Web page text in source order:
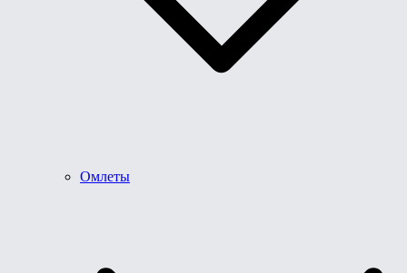
Омлеты